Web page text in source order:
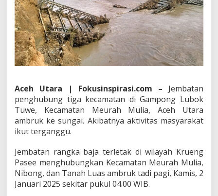
t
a
r
k
e
c
a
m
t
a
n
A
m
k
d
i
A
c
Aceh Utara | Fokusinspirasi.com – Jembatan
penghubung tiga kecamatan di Gampong Lubok
Tuwe, Kecamatan Meurah Mulia, Aceh Utara
ambruk ke sungai. Akibatnya aktivitas masyarakat
ikut terganggu.
Jembatan rangka baja terletak di wilayah Krueng
Pasee menghubungkan Kecamatan Meurah Mulia,
Nibong, dan Tanah Luas ambruk tadi pagi, Kamis, 2
Januari 2025 sekitar pukul 04.00 WIB.